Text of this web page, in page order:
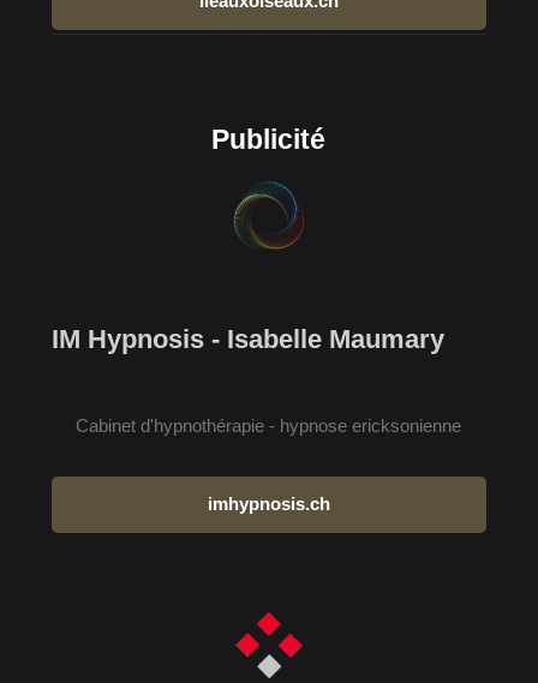
Publicité
IM Hypnosis - Isabelle Maumary
Cabinet d'hypnothérapie - hypnose ericksonienne
imhypnosis.ch